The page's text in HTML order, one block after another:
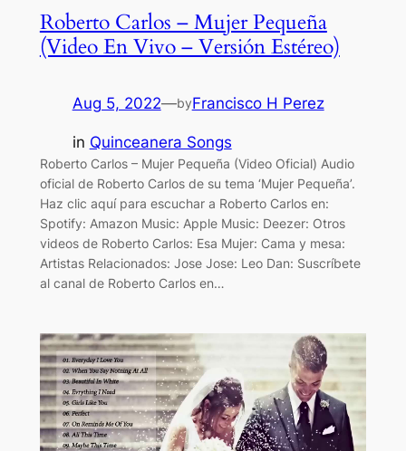
Roberto Carlos – Mujer Pequeña
(Video En Vivo – Versión Estéreo)
Aug 5, 2022—byFrancisco H Perez
in Quinceanera Songs
Roberto Carlos – Mujer Pequeña (Video Oficial) Audio
oficial de Roberto Carlos de su tema ‘Mujer Pequeña’.
Haz clic aquí para escuchar a Roberto Carlos en:
Spotify: Amazon Music: Apple Music: Deezer: Otros
videos de Roberto Carlos: Esa Mujer: Cama y mesa:
Artistas Relacionados: Jose Jose: Leo Dan: Suscríbete
al canal de Roberto Carlos en…